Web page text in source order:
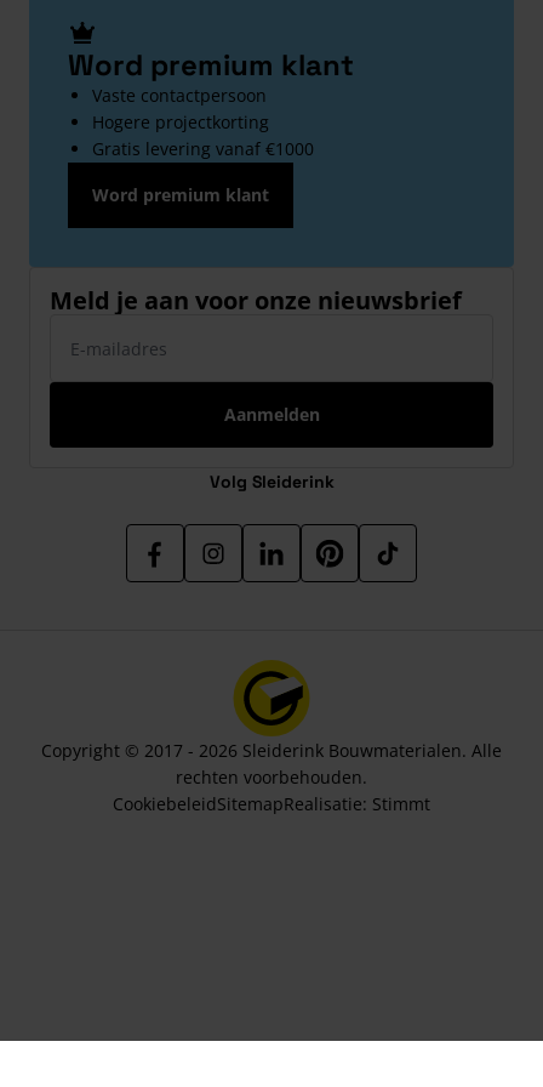
Word premium klant
Vaste contactpersoon
Hogere projectkorting
Gratis levering vanaf €1000
Word premium klant
Meld je aan voor onze nieuwsbrief
Aanmelden
Volg Sleiderink
Copyright © 2017 - 2026 Sleiderink Bouwmaterialen. Alle
rechten voorbehouden.
CookiebeleidSitemapRealisatie: Stimmt